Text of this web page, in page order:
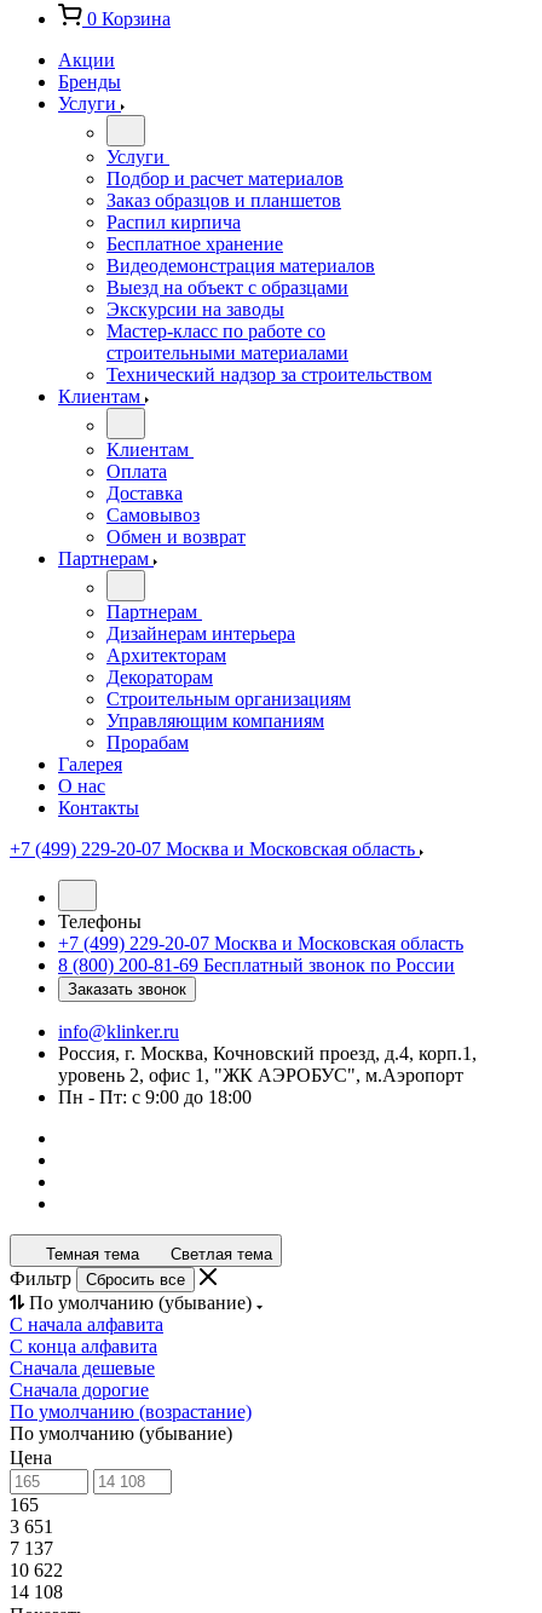
0 Корзина
Акции
Бренды
Услуги
Услуги
Подбор и расчет материалов
Заказ образцов и планшетов
Распил кирпича
Бесплатное хранение
Видеодемонстрация материалов
Выезд на объект с образцами
Экскурсии на заводы
Мастер-класс по работе со
строительными материалами
Технический надзор за строительством
Клиентам
Клиентам
Оплата
Доставка
Самовывоз
Обмен и возврат
Партнерам
Партнерам
Дизайнерам интерьера
Архитекторам
Декораторам
Строительным организациям
Управляющим компаниям
Прорабам
Галерея
О нас
Контакты
+7 (499) 229-20-07 Москва и Московская область
Телефоны
+7 (499) 229-20-07 Москва и Московская область
8 (800) 200-81-69 Бесплатный звонок по России
Заказать звонок
info@klinker.ru
Россия, г. Москва, Кочновский проезд, д.4, корп.1,
уровень 2, офис 1, "ЖК АЭРОБУС", м.Аэропорт
Пн - Пт: с 9:00 до 18:00
Темная тема Светлая тема
Фильтр Сбросить все
По умолчанию (убывание)
С начала алфавита
С конца алфавита
Сначала дешевые
Сначала дорогие
По умолчанию (возрастание)
По умолчанию (убывание)
Цена
165
3 651
7 137
10 622
14 108